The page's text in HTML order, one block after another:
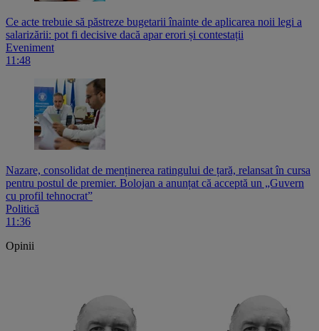
Ce acte trebuie să păstreze bugetarii înainte de aplicarea noii legi a
salarizării: pot fi decisive dacă apar erori și contestații
Eveniment
11:48
Nazare, consolidat de menținerea ratingului de țară, relansat în cursa
pentru postul de premier. Bolojan a anunțat că acceptă un „Guvern
cu profil tehnocrat”
Politică
11:36
Opinii